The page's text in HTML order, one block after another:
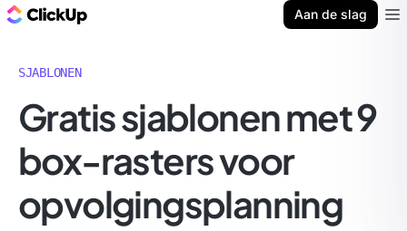
Aan de slag
SJABLONEN
Gratis sjablonen met 9
box-rasters voor
opvolgingsplanning